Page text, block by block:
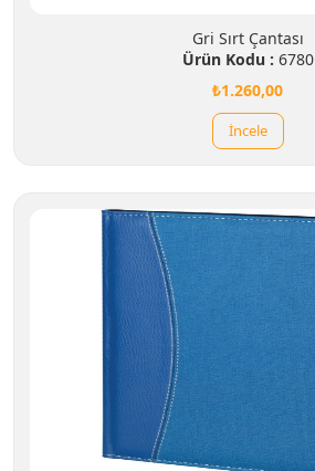
Gri Sırt Çantası
Ürün Kodu : 6780
₺1.260,00
İncele